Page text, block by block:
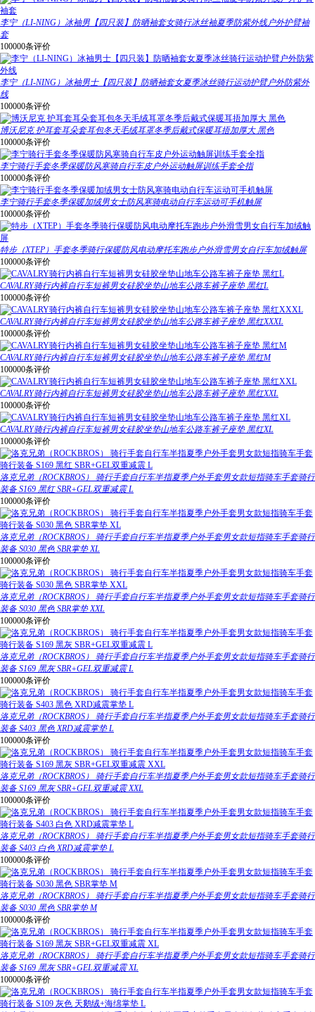
李宁（LI-NING）冰袖男【四只装】防晒袖套女骑行冰丝袖夏季防紫外线户外护臂袖
套
100000条评价
李宁（LI-NING）冰袖男士【四只装】防晒袖套女夏季冰丝骑行运动护臂户外防紫外
线
100000条评价
博沃尼克 护耳套耳朵套耳包冬天毛绒耳罩冬季后戴式保暖耳捂加厚大 黑色
100000条评价
李宁骑行手套冬季保暖防风寒骑自行车皮户外运动触屏训练手套全指
100000条评价
李宁骑行手套冬季保暖加绒男女士防风寒骑电动自行车运动可手机触屏
100000条评价
特步（XTEP）手套冬季骑行保暖防风电动摩托车跑步户外滑雪男女自行车加绒触屏
100000条评价
CAVALRY骑行内裤自行车短裤男女硅胶坐垫山地车公路车裤子座垫 黑红L
100000条评价
CAVALRY骑行内裤自行车短裤男女硅胶坐垫山地车公路车裤子座垫 黑红XXXL
100000条评价
CAVALRY骑行内裤自行车短裤男女硅胶坐垫山地车公路车裤子座垫 黑红M
100000条评价
CAVALRY骑行内裤自行车短裤男女硅胶坐垫山地车公路车裤子座垫 黑红XXL
100000条评价
CAVALRY骑行内裤自行车短裤男女硅胶坐垫山地车公路车裤子座垫 黑红XL
100000条评价
洛克兄弟（ROCKBROS） 骑行手套自行车半指夏季户外手套男女款短指骑车手套骑行
装备 S169 黑红 SBR+GEL双重减震 L
100000条评价
洛克兄弟（ROCKBROS） 骑行手套自行车半指夏季户外手套男女款短指骑车手套骑行
装备 S030 黑色 SBR掌垫 XL
100000条评价
洛克兄弟（ROCKBROS） 骑行手套自行车半指夏季户外手套男女款短指骑车手套骑行
装备 S030 黑色 SBR掌垫 XXL
100000条评价
洛克兄弟（ROCKBROS） 骑行手套自行车半指夏季户外手套男女款短指骑车手套骑行
装备 S169 黑灰 SBR+GEL双重减震 L
100000条评价
洛克兄弟（ROCKBROS） 骑行手套自行车半指夏季户外手套男女款短指骑车手套骑行
装备 S403 黑色 XRD减震掌垫 L
100000条评价
洛克兄弟（ROCKBROS） 骑行手套自行车半指夏季户外手套男女款短指骑车手套骑行
装备 S169 黑灰 SBR+GEL双重减震 XXL
100000条评价
洛克兄弟（ROCKBROS） 骑行手套自行车半指夏季户外手套男女款短指骑车手套骑行
装备 S403 白色 XRD减震掌垫 L
100000条评价
洛克兄弟（ROCKBROS） 骑行手套自行车半指夏季户外手套男女款短指骑车手套骑行
装备 S030 黑色 SBR掌垫 M
100000条评价
洛克兄弟（ROCKBROS） 骑行手套自行车半指夏季户外手套男女款短指骑车手套骑行
装备 S169 黑灰 SBR+GEL双重减震 XL
100000条评价